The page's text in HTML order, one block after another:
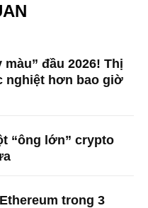
đầu 2026! Thị
nghiệt hơn bao giờ
“ông lớn” crypto
trong 3